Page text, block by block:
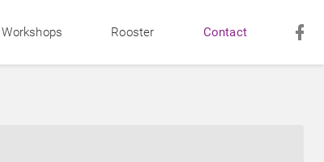
Workshops Rooster Contact